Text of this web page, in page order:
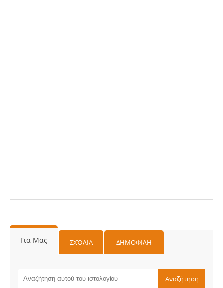
Για Μας ΣΧΌΛΙΑ ΔΗΜΟΦΙΛΗ